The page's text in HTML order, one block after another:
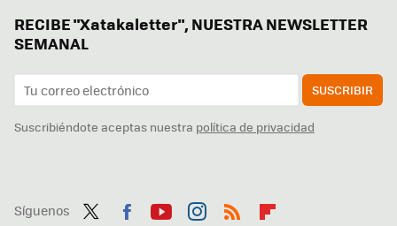
RECIBE "Xatakaletter", NUESTRA NEWSLETTER
SEMANAL
SUSCRIBIR
Suscribiéndote aceptas nuestra política de privacidad
Síguenos